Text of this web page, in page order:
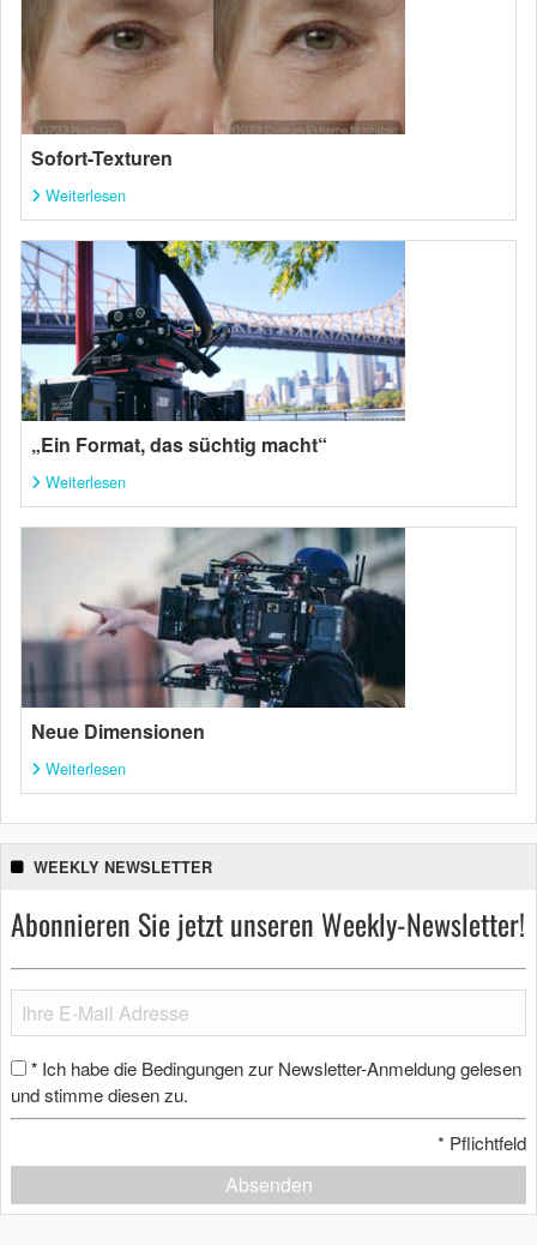
Sofort-Texturen
Weiterlesen
„Ein Format, das süchtig macht“
Weiterlesen
Neue Dimensionen
Weiterlesen
WEEKLY NEWSLETTER
Abonnieren Sie jetzt unseren Weekly-Newsletter!
* Ich habe die Bedingungen zur Newsletter-Anmeldung gelesen
und stimme diesen zu.
* Pflichtfeld
Absenden